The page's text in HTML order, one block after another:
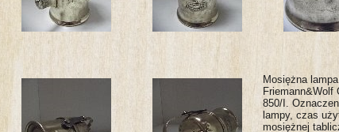
Mosiężna
Friemann&Wolf
850/I.
lampy, czas
mosiężnej